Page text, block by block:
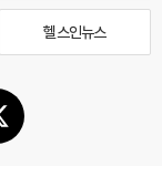
헬스인뉴스